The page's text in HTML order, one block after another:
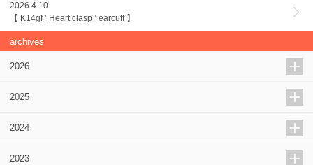
2026.4.10
【 K14gf ’ Heart clasp ’ earcuff 】
archives
2026
2025
2024
2023